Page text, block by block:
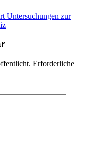
Untersuchungen zur
Erforderliche